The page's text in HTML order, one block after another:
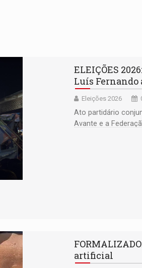
ELEIÇÕES
Luís Fernando
Eleições 2026
Ato partidário
Avante e a
artificial